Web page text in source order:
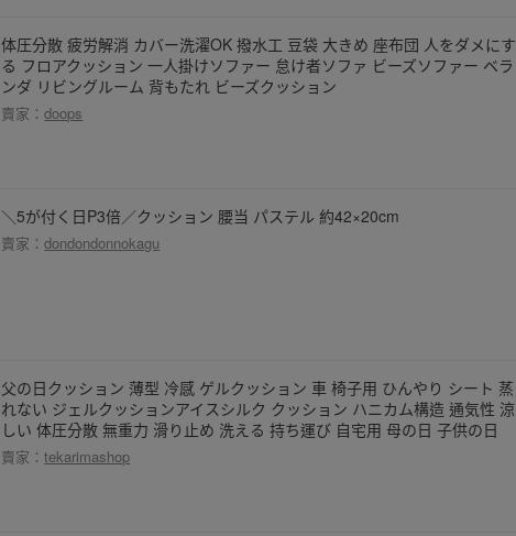
体圧分散 疲労解消 カバー洗濯OK 撥水工 豆袋 大きめ 座布団 人をダメにす
る フロアクッション 一人掛けソファー 怠け者ソファ ビーズソファー ベラ
ンダ リビングルーム 背もたれ ビーズクッション
賣家：doops
＼5が付く日P3倍／クッション 腰当 パステル 約42×20cm
賣家：dondondonnokagu
父の日クッション 薄型 冷感 ゲルクッション 車 椅子用 ひんやり シート 蒸
れない ジェルクッションアイスシルク クッション ハニカム構造 通気性 涼
しい 体圧分散 無重力 滑り止め 洗える 持ち運び 自宅用 母の日 子供の日
賣家：tekarimashop